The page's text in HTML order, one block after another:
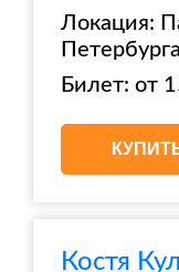
Локация:
Билет: от
Костя